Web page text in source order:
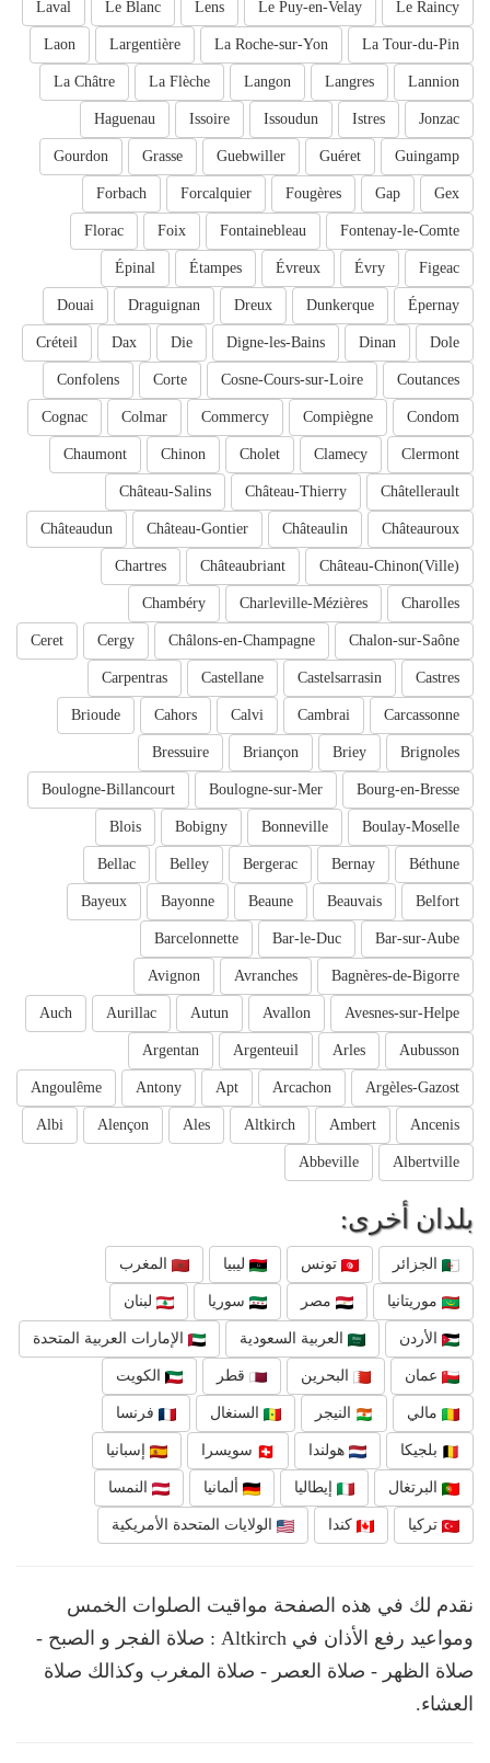
Le Raincy
Le Puy-en-Velay
Lens
Le Blanc
Laval
La Tour-du-Pin
La Roche-sur-Yon
Largentière
Laon
Lannion
Langres
Langon
La Flèche
La Châtre
Jonzac
Istres
Issoudun
Issoire
Haguenau
Guingamp
Guéret
Guebwiller
Grasse
Gourdon
Gex
Gap
Fougères
Forcalquier
Forbach
Fontenay-le-Comte
Fontainebleau
Foix
Florac
Figeac
Évry
Évreux
Étampes
Épinal
Épernay
Dunkerque
Dreux
Draguignan
Douai
Dole
Dinan
Digne-les-Bains
Die
Dax
Créteil
Coutances
Cosne-Cours-sur-Loire
Corte
Confolens
Condom
Compiègne
Commercy
Colmar
Cognac
Clermont
Clamecy
Cholet
Chinon
Chaumont
Châtellerault
Château-Thierry
Château-Salins
Châteauroux
Châteaulin
Château-Gontier
Châteaudun
Château-Chinon(Ville)
Châteaubriant
Chartres
Charolles
Charleville-Mézières
Chambéry
Chalon-sur-Saône
Châlons-en-Champagne
Cergy
Ceret
Castres
Castelsarrasin
Castellane
Carpentras
Carcassonne
Cambrai
Calvi
Cahors
Brioude
Brignoles
Briey
Briançon
Bressuire
Bourg-en-Bresse
Boulogne-sur-Mer
Boulogne-Billancourt
Boulay-Moselle
Bonneville
Bobigny
Blois
Béthune
Bernay
Bergerac
Belley
Bellac
Belfort
Beauvais
Beaune
Bayonne
Bayeux
Bar-sur-Aube
Bar-le-Duc
Barcelonnette
Bagnères-de-Bigorre
Avranches
Avignon
Avesnes-sur-Helpe
Avallon
Autun
Aurillac
Auch
Aubusson
Arles
Argenteuil
Argentan
Argèles-Gazost
Arcachon
Apt
Antony
Angoulême
Ancenis
Ambert
Altkirch
Ales
Alençon
Albi
Albertville
Abbeville
بلدان أخرى:
الجزائر تونس ليبيا المغرب
موريتانيا مصر سوريا لبنان
الأردن العربية السعودية الإمارات العربية المتحدة
عمان البحرين قطر الكويت
مالي النيجر السنغال فرنسا
بلجيكا هولندا سويسرا إسبانيا
البرتغال إيطاليا ألمانيا النمسا
تركيا كندا الولايات المتحدة الأمريكية
نقدم لك في هذه الصفحة مواقيت الصلوات الخمس
ومواعيد رفع الأذان في Altkirch : صلاة الفجر و الصبح -
صلاة الظهر - صلاة العصر - صلاة المغرب وكذالك صلاة
العشاء.